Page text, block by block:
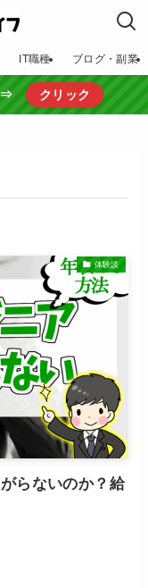
IT職種 ブログ・副業
⇒ クリック
体験談
らないのか？給